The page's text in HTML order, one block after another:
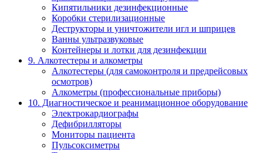
Кипятильники дезинфекционные
Коробки стерилизационные
Деструкторы и уничтожители игл и шприцев
Ванны ультразвуковые
Контейнеры и лотки для дезинфекции
9. Алкотестеры и алкометры
Алкотестеры (для самоконтроля и предрейсовых
осмотров)
Алкометры (профессиональные приборы)
10. Диагностическое и реанимационное оборудование
Электрокардиографы
Дефибрилляторы
Мониторы пациента
Пульсоксиметры